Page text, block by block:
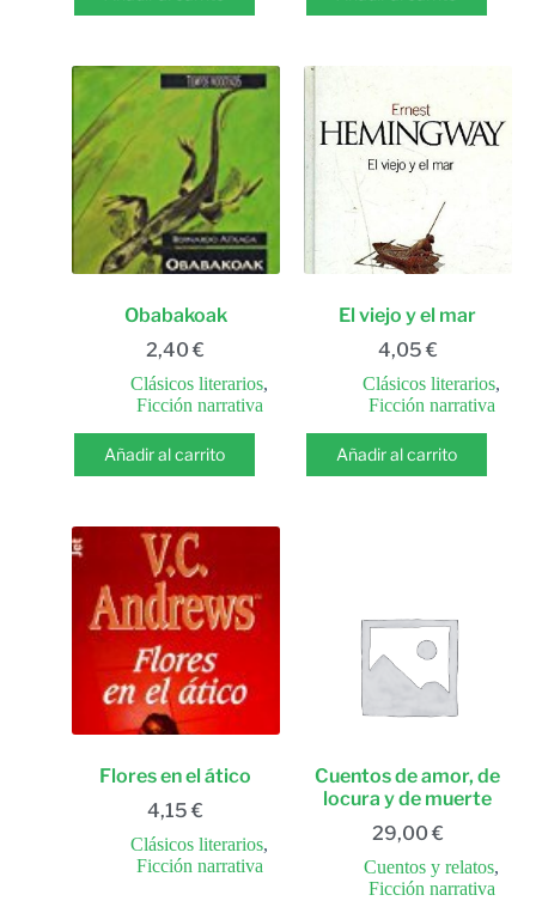
Obabakoak
2,40€
Clásicos literarios,
Ficción narrativa
Añadir al carrito
El viejo y el mar
4,05 €
Clásicos literarios,
Ficción narrativa
Añadir al carrito
Flores en el ático
4,15€
Clásicos literarios,
Ficción narrativa
Cuentos de amor, de
locura y de muerte
29,00 €
Cuentos y relatos,
Ficción narrativa